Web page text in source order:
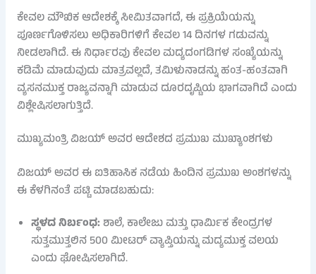
ಕೇವಲ ಮೌಖಿಕ ಆದೇಶಕ್ಕೆ ಸೀಮಿತವಾಗದೆ, ಈ ಪ್ರಕ್ರಿಯೆಯನ್ನು
ಪೂರ್ಣಗೊಳಿಸಲು ಅಧಿಕಾರಿಗಳಿಗೆ ಕೇವಲ 14 ದಿನಗಳ ಗಡುವನ್ನು
ನೀಡಲಾಗಿದೆ. ಈ ನಿರ್ಧಾರವು ಕೇವಲ ಮದ್ಯದಂಗಡಿಗಳ ಸಂಖ್ಯೆಯನ್ನು
ಕಡಿಮೆ ಮಾಡುವುದು ಮಾತ್ರವಲ್ಲದೆ, ತಮಿಳುನಾಡನ್ನು ಹಂತ-ಹಂತವಾಗಿ
ವ್ಯಸನಮುಕ್ತ ರಾಜ್ಯವನ್ನಾಗಿ ಮಾಡುವ ದೂರದೃಷ್ಟಿಯ ಭಾಗವಾಗಿದೆ ಎಂದು
ವಿಶ್ಲೇಷಿಸಲಾಗುತ್ತಿದೆ.
ಮುಖ್ಯಮಂತ್ರಿ ವಿಜಯ್ ಅವರ ಆದೇಶದ ಪ್ರಮುಖ ಮುಖ್ಯಾಂಶಗಳು
ವಿಜಯ್ ಅವರ ಈ ಐತಿಹಾಸಿಕ ನಡೆಯ ಹಿಂದಿನ ಪ್ರಮುಖ ಅಂಶಗಳನ್ನು
ಈ ಕೆಳಗಿನಂತೆ ಪಟ್ಟಿ ಮಾಡಬಹುದು:
ಸ್ಥಳದ ನಿರ್ಬಂಧ:ಶಾಲೆ, ಕಾಲೇಜು ಮತ್ತು ಧಾರ್ಮಿಕ ಕೇಂದ್ರಗಳ
ಸುತ್ತಮುತ್ತಲಿನ 500 ಮೀಟರ್ ವ್ಯಾಪ್ತಿಯನ್ನು ಮದ್ಯಮುಕ್ತ ವಲಯ
ಎಂದು ಘೋಷಿಸಲಾಗಿದೆ.